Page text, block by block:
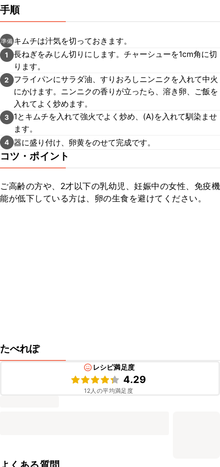
手順
準備 キムチは汁気を切っておきます。
1
長ねぎをみじん切りにします。チャーシューを1cm角に切
ります。
2
フライパンにサラダ油、すりおろしニンニクを入れて中火
にかけます。ニンニクの香りが立ったら、溶き卵、ご飯を
入れてよく炒めます。
3
1とキムチを入れて強火でよく炒め、(A)を入れて馴染ませ
ます。
4 器に盛り付け、卵黄をのせて完成です。
コツ・ポイント
ご高齢の方や、2才以下の乳幼児、妊娠中の女性、免疫機
能が低下している方は、卵の生食を避けてください。
たべれぽ
レシピ満足度
4.29
12人の平均満足度